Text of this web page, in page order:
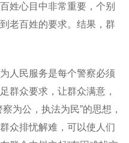
姓心目中非常重要，个别
老百姓的要求。结果，群
人民服务是每个警察必须
群众要求，让群众满意，
为公，执法为民”的思想，
众排忧解难，可以使人们